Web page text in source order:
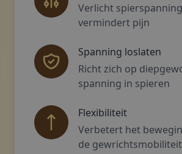
Verlicht
vermindert pijn
Spanning loslaten
Richt zich op
spanning in spieren
Flexibiliteit
Verbetert het
de gewrichtsmobiliteit